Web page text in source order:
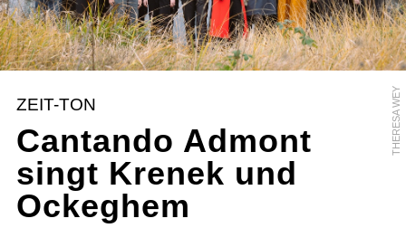
THERESA WEY
ZEIT-TON
Cantando Admont
singt Krenek und
Ockeghem